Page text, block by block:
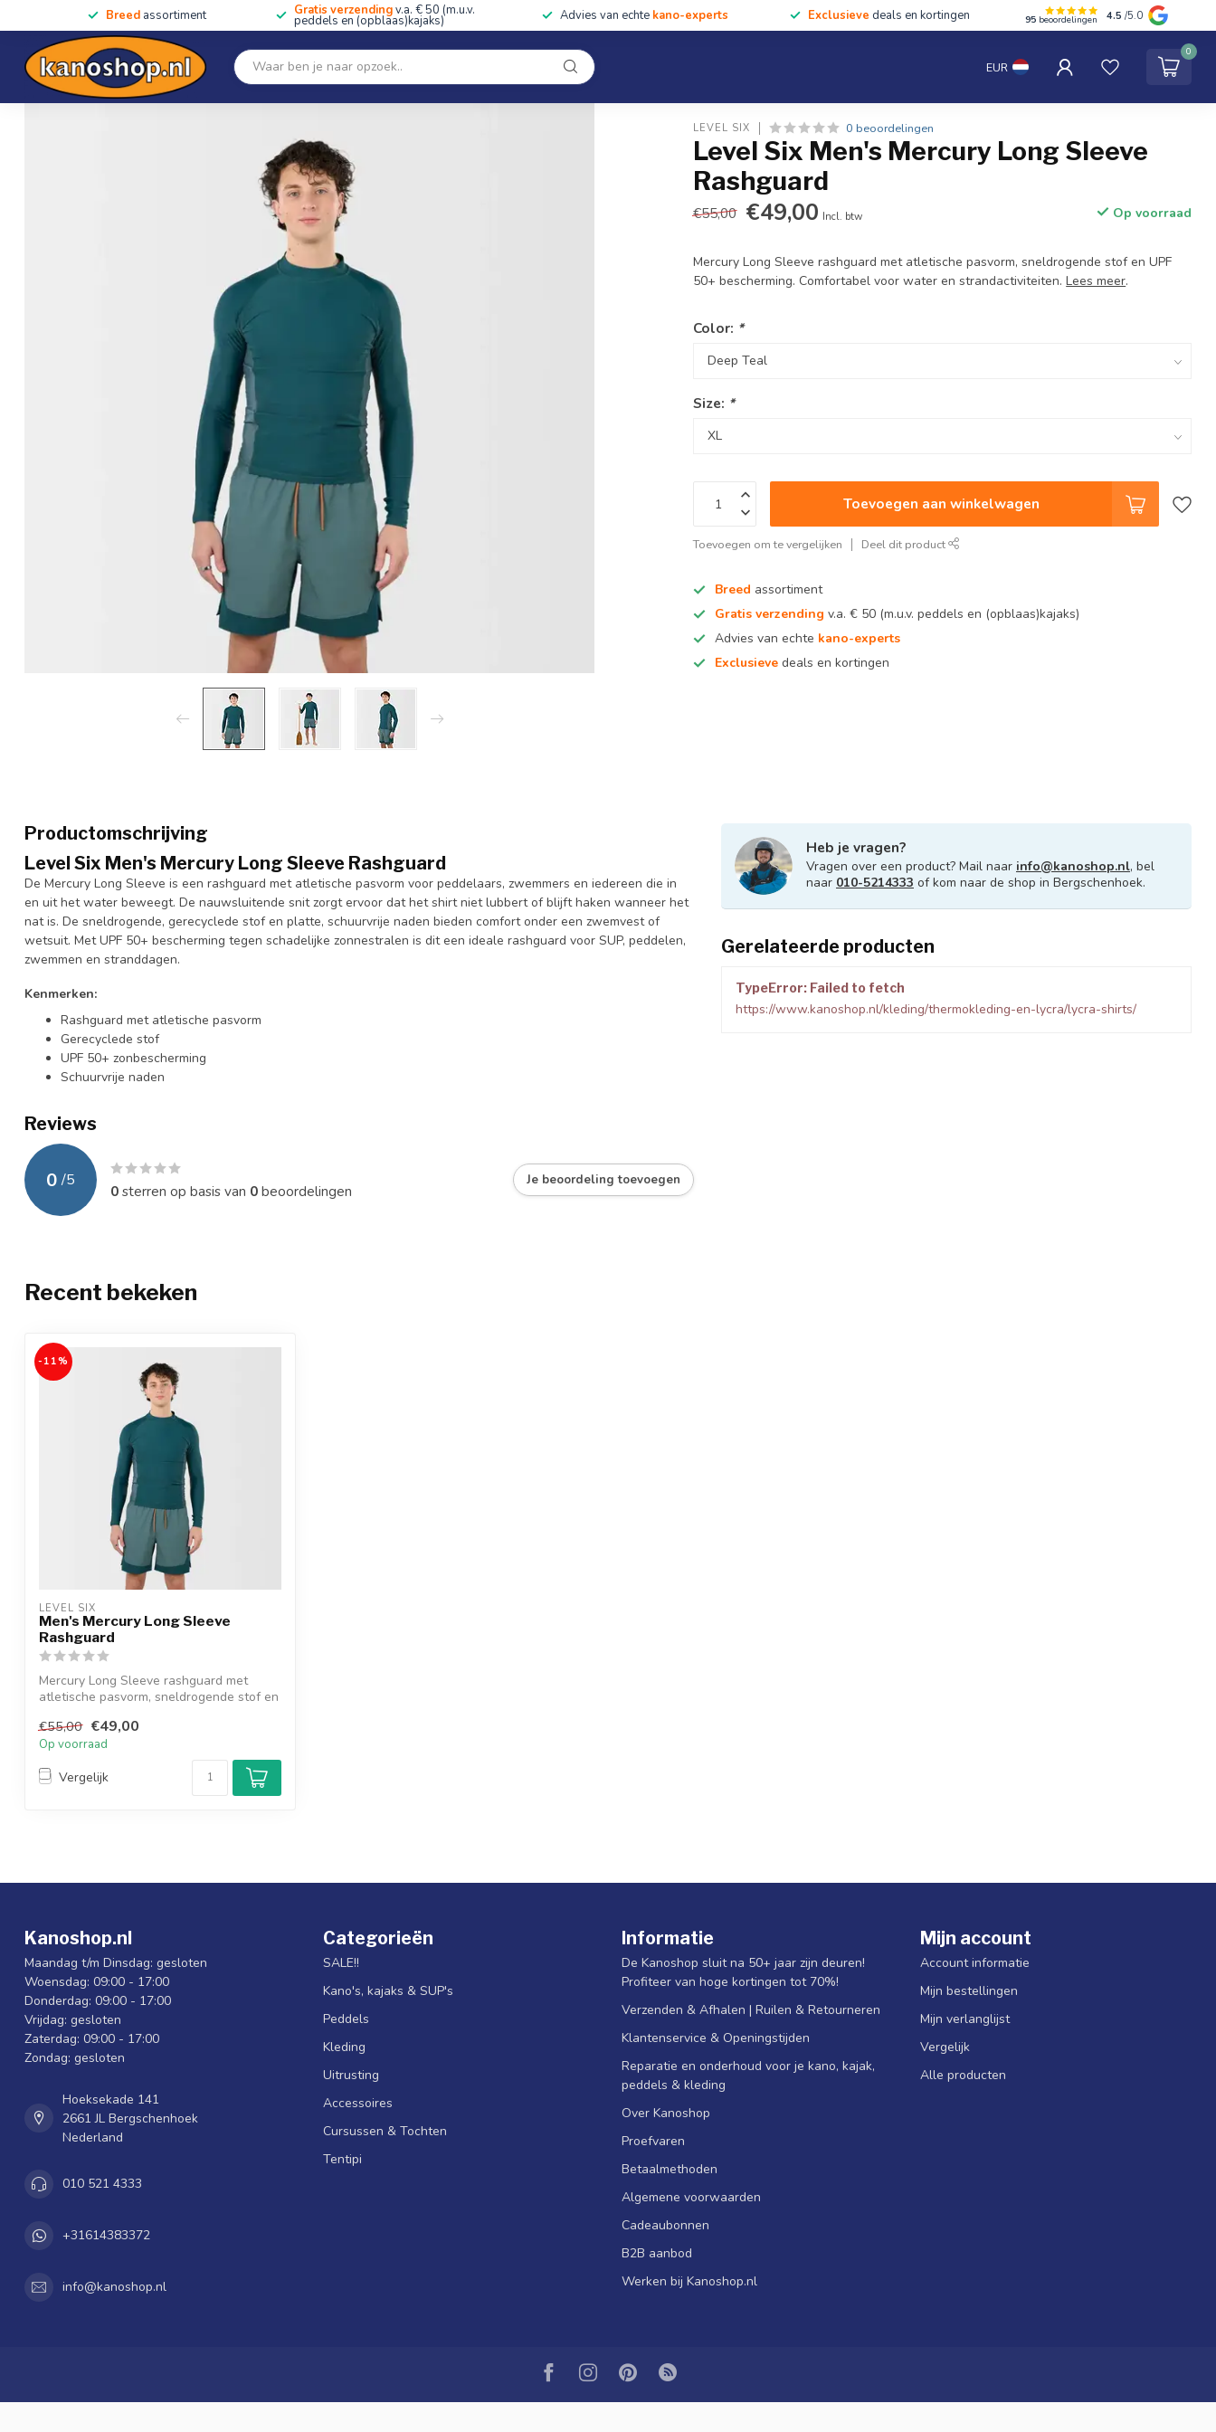
Breed assortiment Gratis verzendingv.a. € 50 (m.u.v.
peddels en (opblaas)kajaks) Advies van echte kano-experts Exclusieve deals en kortingen 95 beoordelingen 4.5 /5.0
EUR
0
SALE!! Kano's, kajaks & SUP's Peddels Kleding Uitrusting Accessoires Cursussen & Tochten Tentipi Blog Spaar punten
Contact
Onze winkel
Home Men's Mercury Long Sleeve Rashguard
LEVEL SIX 0 beoordelingen
Level Six Men's Mercury Long Sleeve
Rashguard
€55,00 €49,00 Incl. btw Op voorraad
Mercury Long Sleeve rashguard met atletische pasvorm, sneldrogende stof en UPF
50+ bescherming. Comfortabel voor water en strandactiviteiten.Lees meer.
Color: *
Size: *
Toevoegen aan winkelwagen
Toevoegen om te vergelijken Deel dit product
Breed assortiment
Gratis verzending v.a. € 50 (m.u.v. peddels en (opblaas)kajaks)
Advies van echte kano-experts
Exclusieve deals en kortingen
Productomschrijving
Level Six Men's Mercury Long Sleeve Rashguard
De Mercury Long Sleeve is een rashguard met atletische pasvorm voor peddelaars, zwemmers en iedereen die in
en uit het water beweegt. De nauwsluitende snit zorgt ervoor dat het shirt niet lubbert of blijft haken wanneer het
nat is. De sneldrogende, gerecyclede stof en platte, schuurvrije naden bieden comfort onder een zwemvest of
wetsuit. Met UPF 50+ bescherming tegen schadelijke zonnestralen is dit een ideale rashguard voor SUP, peddelen,
zwemmen en stranddagen.
Kenmerken:
Rashguard met atletische pasvorm
Gerecyclede stof
UPF 50+ zonbescherming
Schuurvrije naden
Reviews
0 /5
0sterren op basis van 0beoordelingen
Je beoordeling toevoegen
Heb je vragen?
Vragen over een product? Mail naar info@kanoshop.nl, bel
naar 010-5214333 of kom naar de shop in Bergschenhoek.
Gerelateerde producten
TypeError: Failed to fetch
https://www.kanoshop.nl/kleding/thermokleding-en-lycra/lycra-shirts/
Recent bekeken
-11%
LEVEL SIX
Men's Mercury Long Sleeve
Rashguard
Mercury Long Sleeve rashguard met
atletische pasvorm, sneldrogende stof en
€55,00 €49,00
Op voorraad
Vergelijk
Kanoshop.nl
Maandag t/m Dinsdag: gesloten
Woensdag: 09:00 - 17:00
Donderdag: 09:00 - 17:00
Vrijdag: gesloten
Zaterdag: 09:00 - 17:00
Zondag: gesloten
Hoeksekade 141
2661 JL Bergschenhoek
Nederland
010 521 4333
+31614383372
info@kanoshop.nl
Categorieën
SALE!!
Kano's, kajaks & SUP's
Peddels
Kleding
Uitrusting
Accessoires
Cursussen & Tochten
Tentipi
Informatie
De Kanoshop sluit na 50+ jaar zijn deuren!
Profiteer van hoge kortingen tot 70%!
Verzenden & Afhalen | Ruilen & Retourneren
Klantenservice & Openingstijden
Reparatie en onderhoud voor je kano, kajak,
peddels & kleding
Over Kanoshop
Proefvaren
Betaalmethoden
Algemene voorwaarden
Cadeaubonnen
B2B aanbod
Werken bij Kanoshop.nl
Mijn account
Account informatie
Mijn bestellingen
Mijn verlanglijst
Vergelijk
Alle producten